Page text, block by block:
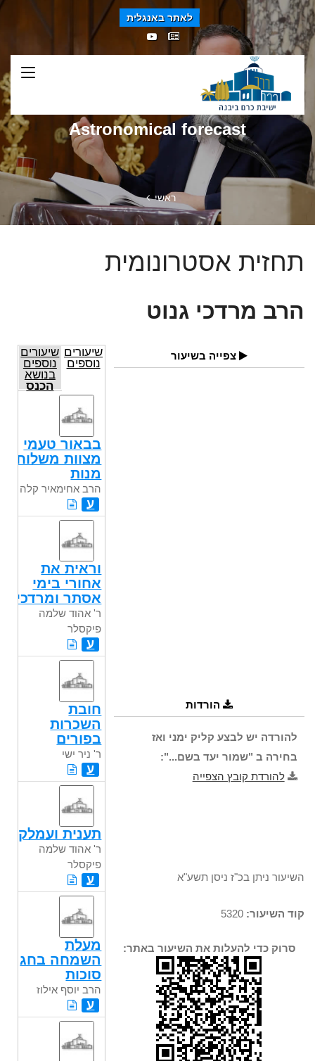
לאתר באנגלית
Astronomical forecast
ראשי
תחזית אסטרונומית
הרב מרדכי גנוט
צפייה בשיעור
הורדות
להורדה יש לבצע קליק ימני ואז
בחירה ב "שמור יעד בשם...":
להורדת קובץ הצפייה
השיעור ניתן בכ"ז ניסן תשע"א
קוד השיעור:
סרוק כדי להעלות את השיעור באתר:
שיעורים
נוספים
שיעורים
נוספים
בנושא
הכנס
בבאור טעמי
מצוות משלוח
מנות
הרב אחימאיר קלה
ע
וראית את
אחורי בימי
אסתר ומרדכי
ר' אהוד שלמה
פיקסלר
ע
חובת
השכרות
בפורים
ר' ניר ישי
ע
תענית ועמלק
ר' אהוד שלמה
פיקסלר
ע
מעלת
השמחה בחג
סוכות
הרב יוסף אילוז
ע